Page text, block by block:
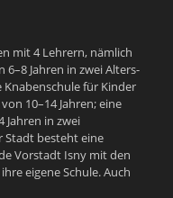
mit 4 Lehrern, nämlich
Jahren in zwei Alters-
Knabenschule für Kinder
10–14 Jahren; eine
Jahren in zwei
Stadt besteht eine
Vorstadt Isny mit den
eigene Schule. Auch